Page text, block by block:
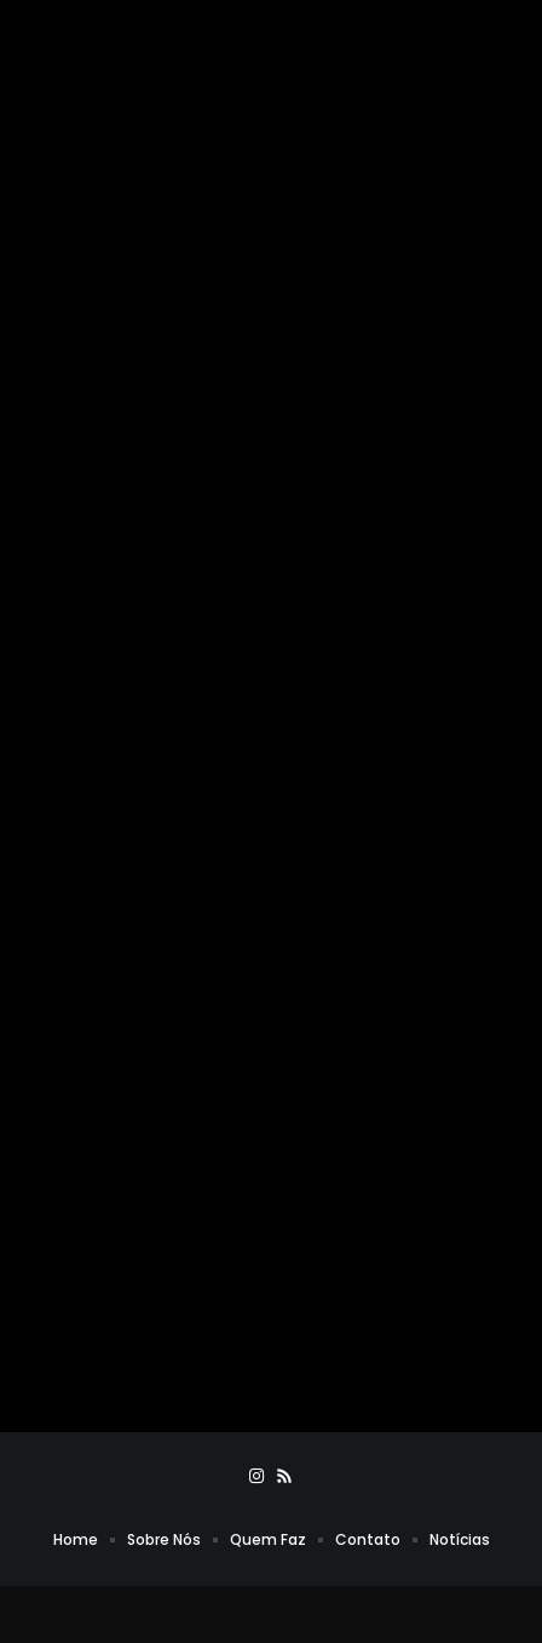
Home Sobre Nós Quem Faz Contato Notícias